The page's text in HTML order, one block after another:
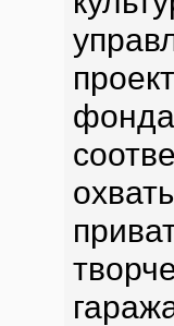
фонда